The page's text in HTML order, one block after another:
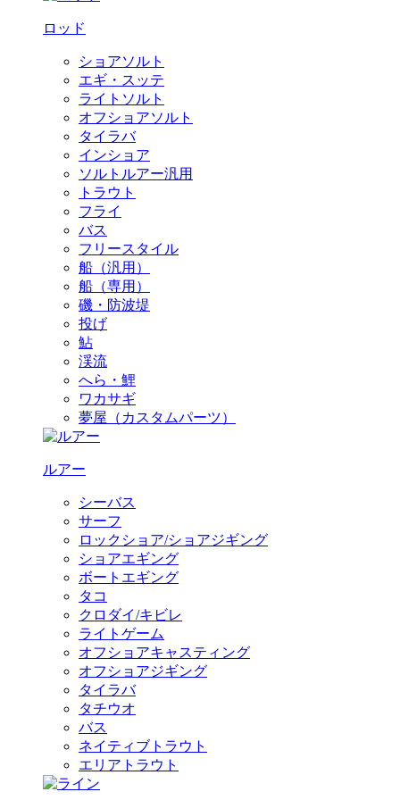
ロッド
ショアソルト
エギ・スッテ
ライトソルト
オフショアソルト
タイラバ
インショア
ソルトルアー汎用
トラウト
フライ
バス
フリースタイル
船（汎用）
船（専用）
磯・防波堤
投げ
鮎
渓流
へら・鯉
ワカサギ
夢屋（カスタムパーツ）
ルアー
シーバス
サーフ
ロックショア/ショアジギング
ショアエギング
ボートエギング
タコ
クロダイ/キビレ
ライトゲーム
オフショアキャスティング
オフショアジギング
タイラバ
タチウオ
バス
ネイティブトラウト
エリアトラウト